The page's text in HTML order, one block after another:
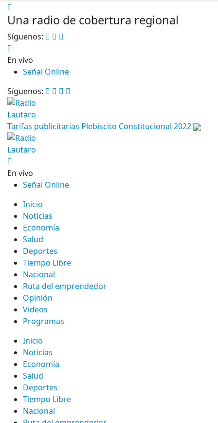
Una radio de cobertura regional
Síguenos:
En vivo
Señal Online
Síguenos:
Tarifas publicitarias Plebiscito Constitucional 2022
En vivo
Señal Online
Inicio
Noticias
Economía
Salud
Deportes
Tiempo Libre
Nacional
Ruta del emprendedor
Opinión
Videos
Programas
Inicio
Noticias
Economía
Salud
Deportes
Tiempo Libre
Nacional